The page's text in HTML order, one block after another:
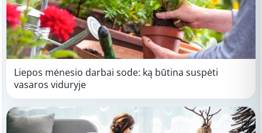
Liepos mėnesio darbai sode: ką būtina suspėti
vasaros viduryje